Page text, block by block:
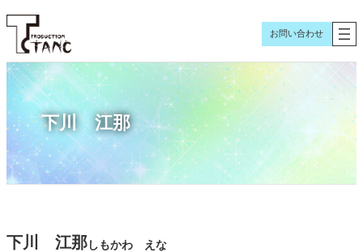
内
を
ス
ッ
プ
お問い合わせ
下川 江那
下川 江那しもかわ えな